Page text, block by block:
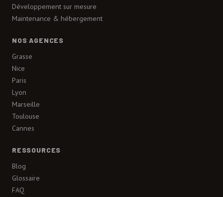
Développement sur mesure
Maintenance & hébergement
NOS AGENCES
Grasse
Nice
Paris
Lyon
Marseille
Toulouse
Cannes
RESSOURCES
Blog
Glossaire
FAQ